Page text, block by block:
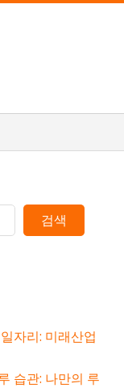
검색
자리: 미래산업
습관: 나만의 루